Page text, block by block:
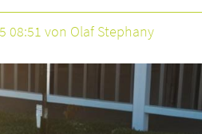
08:51 von Olaf Stephany